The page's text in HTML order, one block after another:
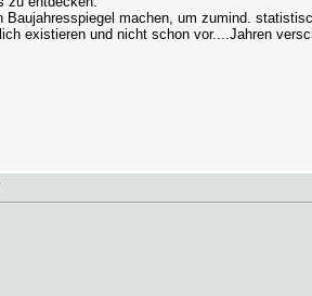
Baujahresspiegel machen, um zumind.
existieren und nicht schon vor....Jahren